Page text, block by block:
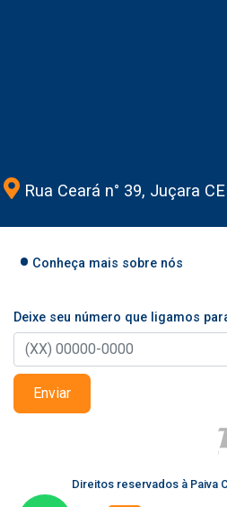
Rua Ceará n° 39, Juçara
Conheça mais sobre nós
Deixe seu número que ligamos
Enviar
Direitos reservados à Paiva